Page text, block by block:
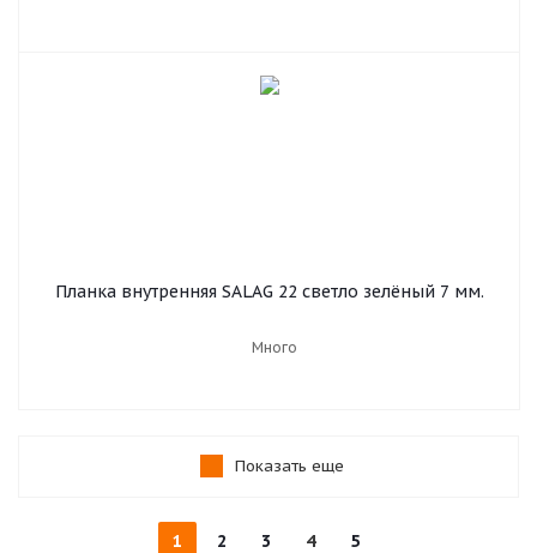
Планка внутренняя SALAG 22 светло зелёный 7 мм.
Много
Показать еще
1 2 3 4 5